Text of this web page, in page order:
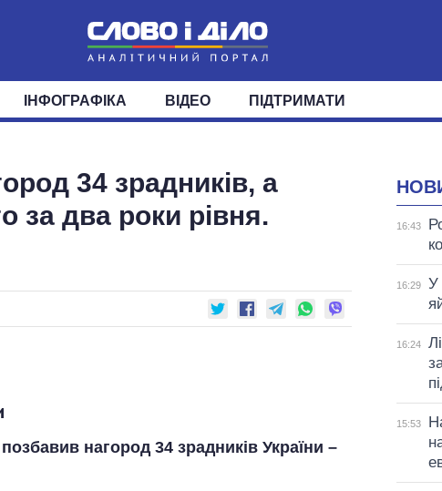
ПОЛІТИКА ЕКОНОМІКА СУСПІЛЬСТВО
ДЕПУТАТИ КОМІТЕТИ ФРАКЦІЇ ОКРУГИ
ІНФОГРАФІКА ВІДЕО ПІДТРИМАТИ
34 зрадників, а
за два роки рівня.
нагород 34 зрадників України –
16:43
16:29
У
16:24
15:53